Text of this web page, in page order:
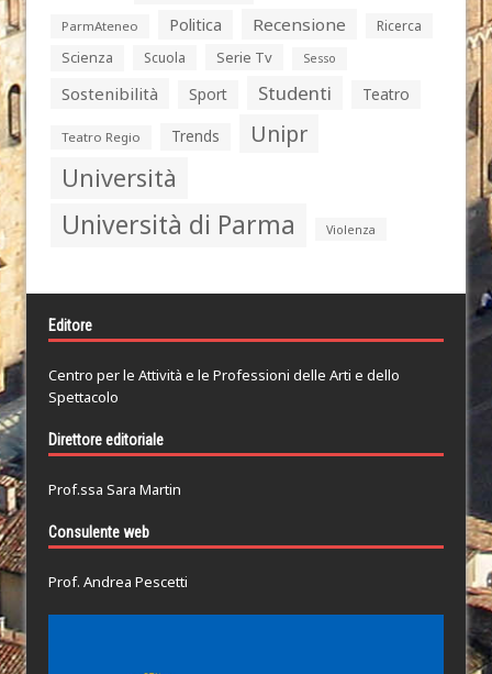
ParmAteneo Politica Recensione
Ricerca
Scienza
Scuola Serie Tv Sesso
Sostenibilità Sport Studenti Teatro
Teatro Regio Trends Unipr
Università
Università di Parma Violenza
Editore
Centro per le Attività e le Professioni delle Arti e dello
Spettacolo
Direttore editoriale
Prof.ssa Sara Martin
Consulente web
Prof. Andrea Pescetti